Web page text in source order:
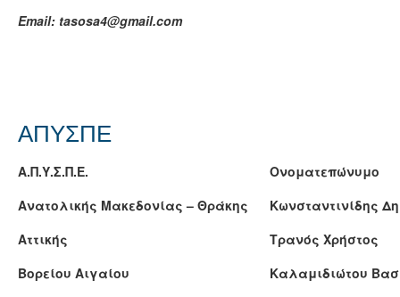
Email: tasosa4@gmail.com
ΑΠΥΣΠΕ
Α.Π.Υ.Σ.Π.Ε.
Ονοματεπώνυμο
Ανατολικής Μακεδονίας – Θράκης
Κωνσταντινίδης
Αττικής
Τρανός Χρήστος
Βορείου Αιγαίου
Καλαμιδιώτου